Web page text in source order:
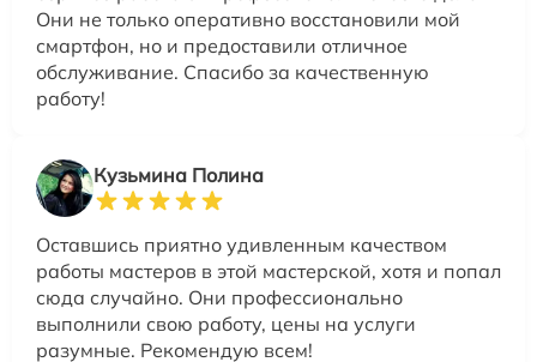
Они не только оперативно восстановили мой
смартфон, но и предоставили отличное
обслуживание. Спасибо за качественную
работу!
Кузьмина Полина
Оставшись приятно удивленным качеством
работы мастеров в этой мастерской, хотя и попал
сюда случайно. Они профессионально
выполнили свою работу, цены на услуги
разумные. Рекомендую всем!